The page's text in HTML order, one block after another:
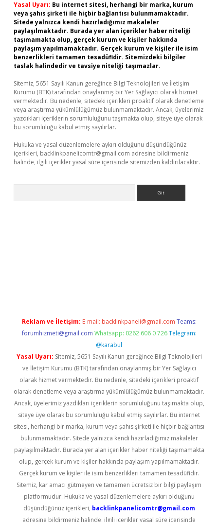
Yasal Uyarı: Bu internet sitesi, herhangi bir marka, kurum
veya şahıs şirketi ile hiçbir bağlantısı bulunmamaktadır.
Sitede yalnızca kendi hazırladığımız makaleler
paylaşılmaktadır. Burada yer alan içerikler haber niteliği
taşımamakta olup, gerçek kurum ve kişiler hakkında
paylaşım yapılmamaktadır. Gerçek kurum ve kişiler ile isim
benzerlikleri tamamen tesadüfidir. Sitemizdeki bilgiler
taslak halindedir ve tavsiye niteliği taşımazlar.
Sitemiz, 5651 Sayılı Kanun gereğince Bilgi Teknolojileri ve İletişim
Kurumu (BTK) tarafından onaylanmış bir Yer Sağlayıcı olarak hizmet
vermektedir. Bu nedenle, sitedeki içerikleri proaktif olarak denetleme
veya araştırma yükümlülüğümüz bulunmamaktadır. Ancak, üyelerimiz
yazdıkları içeriklerin sorumluluğunu taşımakta olup, siteye üye olarak
bu sorumluluğu kabul etmiş sayılırlar.
Hukuka ve yasal düzenlemelere aykırı olduğunu düşündüğünüz
içerikleri, backlinkpanelicomtr@gmail.com adresine bildirmeniz
halinde, ilgili içerikler yasal süre içerisinde sitemizden kaldırılacaktır.
Reklam ve İletişim: E-mail: backlinkpaneli@gmail.com Teams:
forumhizmeti@gmail.com Whatsapp: 0262 606 0 726 Telegram:
@karabul
Yasal Uyarı: Sitemiz, 5651 Sayılı Kanun gereğince Bilgi Teknolojileri
ve İletişim Kurumu (BTK) tarafından onaylanmış bir Yer Sağlayıcı
olarak hizmet vermektedir. Bu nedenle, sitedeki içerikleri proaktif
olarak denetleme veya araştırma yükümlülüğümüz bulunmamaktadır.
Ancak, üyelerimiz yazdıkları içeriklerin sorumluluğunu taşımakta olup,
siteye üye olarak bu sorumluluğu kabul etmiş sayılırlar. Bu internet
sitesi, herhangi bir marka, kurum veya şahıs şirketi ile hiçbir bağlantısı
bulunmamaktadır. Sitede yalnızca kendi hazırladığımız makaleler
paylaşılmaktadır. Burada yer alan içerikler haber niteliği taşımamakta
olup, gerçek kurum ve kişiler hakkında paylaşım yapılmamaktadır.
Gerçek kurum ve kişiler ile isim benzerlikleri tamamen tesadüfidir.
Sitemiz, kar amacı gütmeyen ve tamamen ücretsiz bir bilgi paylaşım
platformudur. Hukuka ve yasal düzenlemelere aykırı olduğunu
düşündüğünüz içerikleri, backlinkpanelicomtr@gmail.com
adresine bildirmeniz halinde, ilgili içerikler yasal süre içerisinde